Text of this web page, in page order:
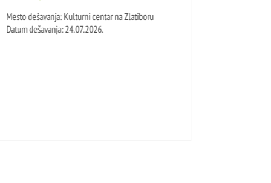
Mesto dešavanja: Kulturni centar na Zlatiboru
Datum dešavanja: 24.07.2026.